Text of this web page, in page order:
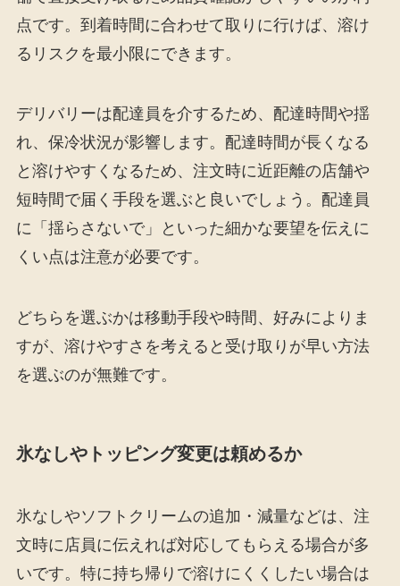
点です。到着時間に合わせて取りに行けば、溶け
るリスクを最小限にできます。
デリバリーは配達員を介するため、配達時間や揺
れ、保冷状況が影響します。配達時間が長くなる
と溶けやすくなるため、注文時に近距離の店舗や
短時間で届く手段を選ぶと良いでしょう。配達員
に「揺らさないで」といった細かな要望を伝えに
くい点は注意が必要です。
どちらを選ぶかは移動手段や時間、好みによりま
すが、溶けやすさを考えると受け取りが早い方法
を選ぶのが無難です。
氷なしやトッピング変更は頼めるか
氷なしやソフトクリームの追加・減量などは、注
文時に店員に伝えれば対応してもらえる場合が多
いです。特に持ち帰りで溶けにくくしたい場合は